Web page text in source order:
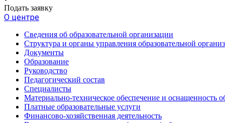
Подать заявку
О центре
Сведения об образовательной организации
Структура и органы управления образовательной
Документы
Образование
Руководство
Педагогический состав
Специалисты
Материально-техническое обеспечение и оснащенность
Платные образовательные услуги
Финансово-хозяйственная деятельность